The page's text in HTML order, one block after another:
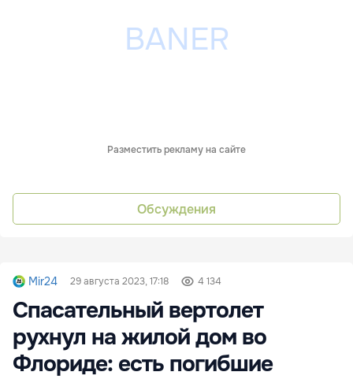
Разместить рекламу на сайте
Обсуждения
Mir24 29 августа 2023, 17:18 4 134
Спасательный вертолет
рухнул на жилой дом во
Флориде: есть погибшие